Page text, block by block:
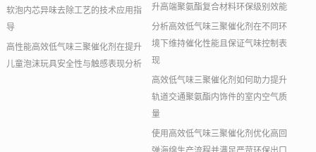
软泡内芯异味去除工艺的技术应用指
导
高性能高效低气味三聚催化剂在提升
儿童泡沫玩具安全性与触感表现分析
升高端聚氨酯复合材料环保级别效能
分析高效低气味三聚催化剂在不同环
境下维持催化性能且保证气味控制表
现
高效低气味三聚催化剂如何助力提升
轨道交通聚氨酯内饰件的室内空气质
量
使用高效低气味三聚催化剂优化高回